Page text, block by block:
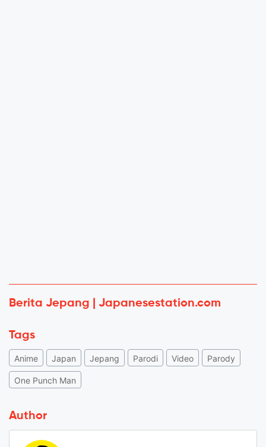
Berita Jepang | Japanesestation.com
Tags
Anime Japan Jepang Parodi Video Parody
One Punch Man
Author